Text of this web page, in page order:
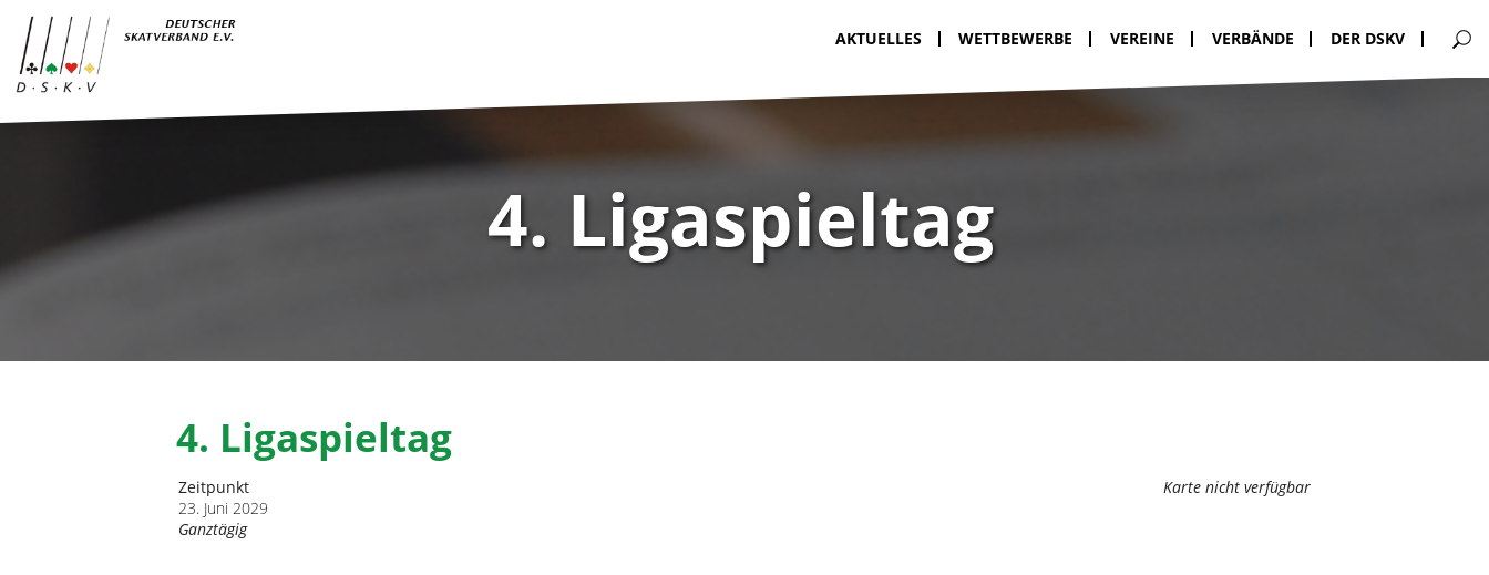
4. Ligaspieltag
4. Ligaspieltag
Karte nicht verfügbar
Zeitpunkt
23. Juni 2029
Ganztägig
AKTUELLES WETTBEWERBE VEREINE VERBÄNDE DER DSKV